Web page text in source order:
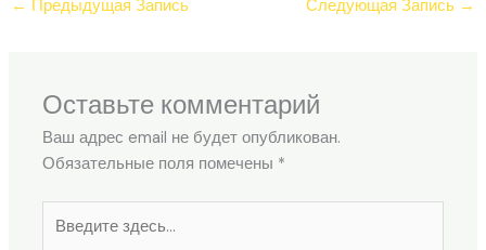
← Предыдущая Запись Следующая Запись →
Оставьте комментарий
Ваш адрес email не будет опубликован.
Обязательные поля помечены *
здесь...